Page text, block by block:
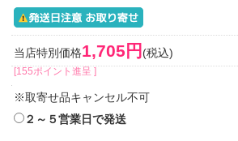
当店特別価格1,705円 (税込)
[155ポイント進呈 ]
※取寄せ品キャンセル不可
２～５営業日で発送